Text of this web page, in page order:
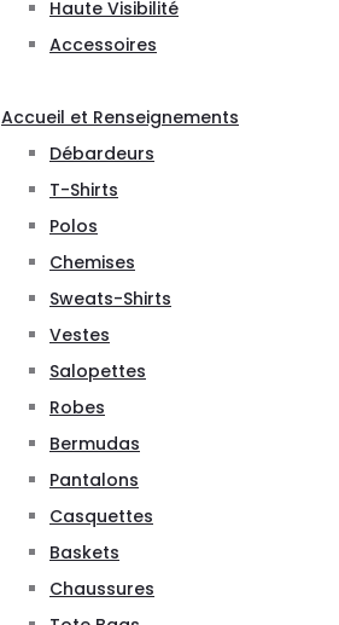
Haute Visibilité
Accessoires
Accueil et Renseignements
Débardeurs
T-Shirts
Polos
Chemises
Sweats-Shirts
Vestes
Salopettes
Robes
Bermudas
Pantalons
Casquettes
Baskets
Chaussures